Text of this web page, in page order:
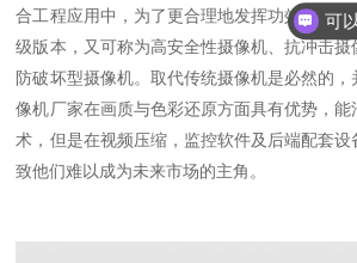
合工程应用中，为了更合理地发挥功效，而在
级版本，又可称为高安全性摄像机、抗冲击摄
防破坏型摄像机。取代传统摄像机是必然的
像机厂家在画质与色彩还原方面具有优势，
术，但是在视频压缩，监控软件及后端配套
致他们难以成为未来市场的主角。